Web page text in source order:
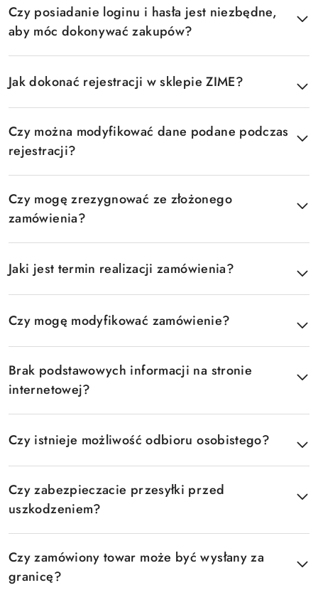
Czy posiadanie loginu i hasła jest niezbędne,
aby móc dokonywać zakupów?
Jak dokonać rejestracji w sklepie ZIME?
Czy można modyfikować dane podane podczas
rejestracji?
Czy mogę zrezygnować ze złożonego
zamówienia?
Jaki jest termin realizacji zamówienia?
Czy mogę modyfikować zamówienie?
Brak podstawowych informacji na stronie
internetowej?
Czy istnieje możliwość odbioru osobistego?
Czy zabezpieczacie przesyłki przed
uszkodzeniem?
Czy zamówiony towar może być wysłany za
granicę?